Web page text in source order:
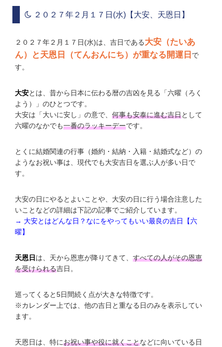
２０２７年２月１７日(水)【大安、天恩日】
２０２７年２月１７日(水)は、吉日である大安（たいあ
ん）と天恩日（てんおんにち）が重なる開運日 で
す。
大安とは、昔から日本に伝わる暦の吉凶を見る「六曜（ろく
よう）」のひとつです。
大安は「大いに安し」の意で、 何事も安泰に進む吉日として
六曜のなかでも一番のラッキーデーです。
とくに結婚関連の行事（婚約・結納・入籍・結婚式など）の
ようなお祝い事は、現代でも大安吉日を選ぶ人が多い日で
す。
大安の日にやるとよいことや、大安の日に行う場合注意した
いことなどの詳細は下記の記事でご紹介しています。
→ 大安とはどんな日？なにをやってもいい最良の吉日【六
曜】
天恩日 は、天から恩恵が降りてきて、 すべての人がその恩恵
を受けられる吉日。
巡ってくると5日間続く点が大きな特徴です。
※カレンダー上では、他の吉日と重なる日のみを表示してい
ます。
天恩日は、特にお祝い事や役に就くことなどに向いている日